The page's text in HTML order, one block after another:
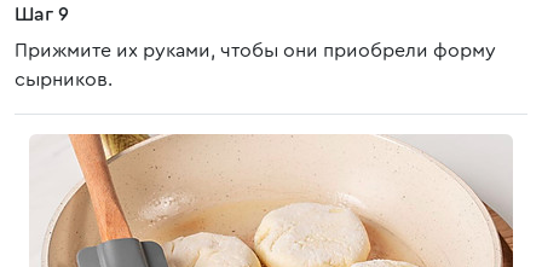
Шаг 9
Прижмите их руками, чтобы они приобрели форму
сырников.